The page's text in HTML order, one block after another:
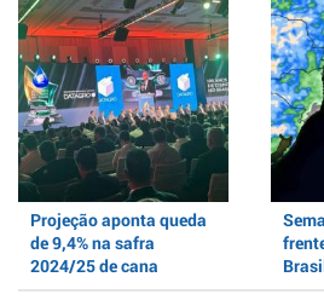
Projeção aponta queda
de 9,4% na safra
2024/25 de cana